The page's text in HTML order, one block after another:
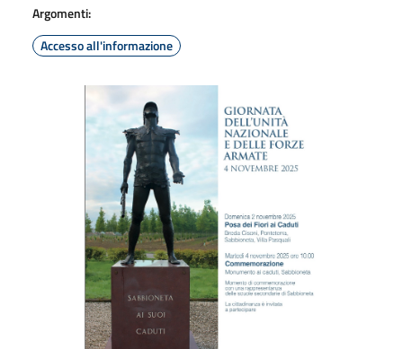
Argomenti:
Accesso all'informazione